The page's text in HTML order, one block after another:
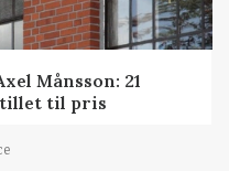
Månsson: 21
til pris